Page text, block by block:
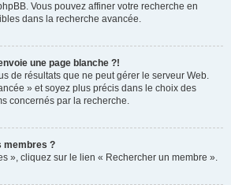
Vous pouvez affiner votre recherche en
dans la recherche avancée.
une page blanche ?!
de résultats que ne peut gérer le serveur Web.
» et soyez plus précis dans le choix des
concernés par la recherche.
membres ?
», cliquez sur le lien « Rechercher un membre ».